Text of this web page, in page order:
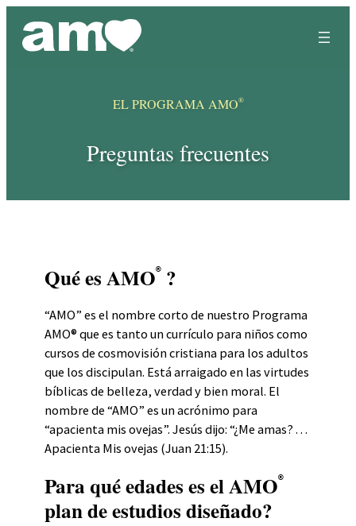
content
EL PROGRAMA AMO®
Preguntas frecuentes
Qué es AMO® ?
“AMO” es el nombre corto de nuestro Programa
AMO® que es tanto un currículo para niños como
cursos de cosmovisión cristiana para los adultos
que los discipulan. Está arraigado en las virtudes
bíblicas de belleza, verdad y bien moral. El
nombre de “AMO” es un acrónimo para
“apacienta mis ovejas”. Jesús dijo: “¿Me amas? . . .
Apacienta Mis ovejas (Juan 21:15).
Para qué edades es el AMO®
plan de estudios diseñado?